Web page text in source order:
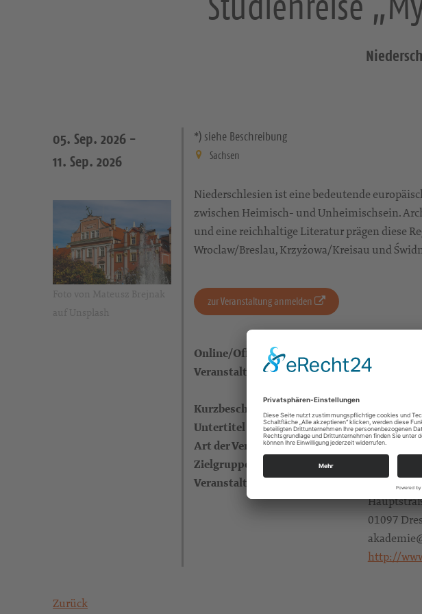
05. Sep. 2026 -
11. Sep. 2026
*) siehe Beschreibung
Sachsen
Niederschlesien ist eine bedeutende
zwischen Heimisch- und Unheimischsein.
und eine reichhaltige Literatur prägen diese
Wroclaw/Breslau, Krzyżowa/Kreisau und
zur Veranstaltung anmelden
Online/Offline
Veranstaltungsort
*) siehe
Kurzbeschreibung /
Untertitel
Art der Veranstaltung
Zielgruppe
Veranstalter
01097
http://
Zurück